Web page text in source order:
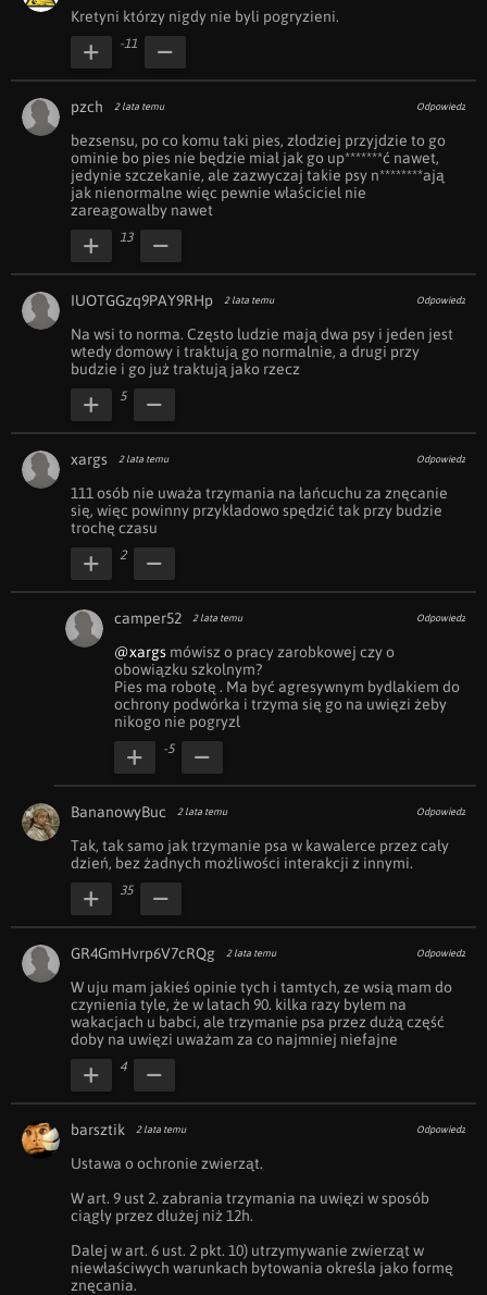
Kretyni którzy nigdy nie byli pogryzieni.
-11
pzch 2 lata temu Odpowiedz
bezsensu, po co komu taki pies, złodziej przyjdzie to go
ominie bo pies nie będzie miał jak go up*******ć nawet,
jedynie szczekanie, ale zazwyczaj takie psy n********ają
jak nienormalne więc pewnie właściciel nie
zareagowałby nawet
13
IUOTGGzq9PAY9RHp 2 lata temu Odpowiedz
Na wsi to norma. Często ludzie mają dwa psy i jeden jest
wtedy domowy i traktują go normalnie, a drugi przy
budzie i go już traktują jako rzecz
5
xargs 2 lata temu Odpowiedz
111 osób nie uważa trzymania na łańcuchu za znęcanie
się, więc powinny przykładowo spędzić tak przy budzie
trochę czasu
2
camper52 2 lata temu Odpowiedz
@xargs mówisz o pracy zarobkowej czy o
obowiązku szkolnym?
Pies ma robotę . Ma być agresywnym bydlakiem do
ochrony podwórka i trzyma się go na uwięzi żeby
nikogo nie pogryzł
-5
BananowyBuc 2 lata temu Odpowiedz
Tak, tak samo jak trzymanie psa w kawalerce przez cały
dzień, bez żadnych możliwości interakcji z innymi.
35
GR4GmHvrp6V7cRQg 2 lata temu Odpowiedz
W uju mam jakieś opinie tych i tamtych, ze wsią mam do
czynienia tyle, że w latach 90. kilka razy byłem na
wakacjach u babci, ale trzymanie psa przez dużą część
doby na uwięzi uważam za co najmniej niefajne
4
barsztik 2 lata temu Odpowiedz
Ustawa o ochronie zwierząt.
W art. 9 ust 2. zabrania trzymania na uwięzi w sposób
ciągły przez dłużej niż 12h.
Dalej w art. 6 ust. 2 pkt. 10) utrzymywanie zwierząt w
niewłaściwych warunkach bytowania określa jako formę
znęcania.